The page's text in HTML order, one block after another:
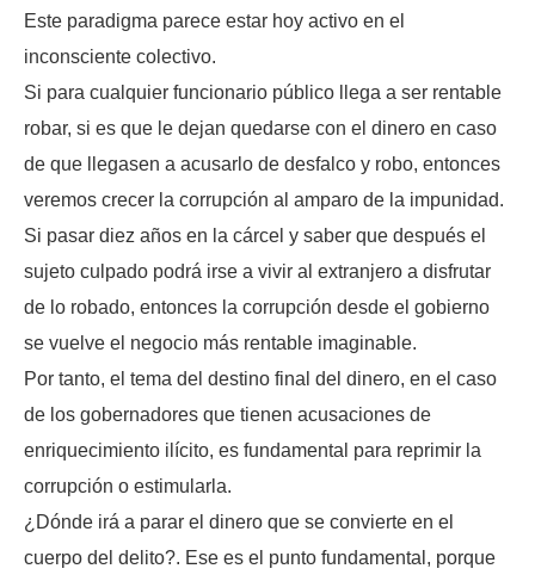
Este paradigma parece estar hoy activo en el
inconsciente colectivo.
Si para cualquier funcionario público llega a ser rentable
robar, si es que le dejan quedarse con el dinero en caso
de que llegasen a acusarlo de desfalco y robo, entonces
veremos crecer la corrupción al amparo de la impunidad.
Si pasar diez años en la cárcel y saber que después el
sujeto culpado podrá irse a vivir al extranjero a disfrutar
de lo robado, entonces la corrupción desde el gobierno
se vuelve el negocio más rentable imaginable.
Por tanto, el tema del destino final del dinero, en el caso
de los gobernadores que tienen acusaciones de
enriquecimiento ilícito, es fundamental para reprimir la
corrupción o estimularla.
¿Dónde irá a parar el dinero que se convierte en el
cuerpo del delito?. Ese es el punto fundamental, porque